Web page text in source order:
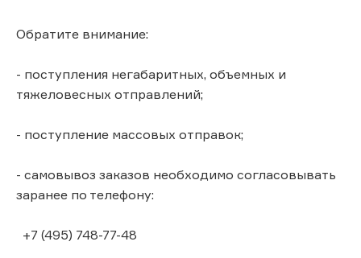
Обратите внимание:
- поступления негабаритных, объемных и
тяжеловесных отправлений;
- поступление массовых отправок;
- самовывоз заказов необходимо согласовывать
заранее по телефону:
+7 (495) 748-77-48